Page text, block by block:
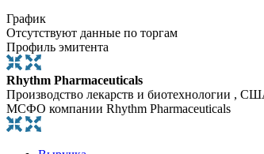
График
Отсутствуют данные по торгам
Профиль эмитента
Rhythm Pharmaceuticals
Производство лекарств и биотехнологии ,
МСФО компании Rhythm Pharmaceuticals